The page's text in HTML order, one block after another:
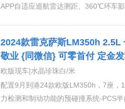
通风座椅(第二排座椅)·插座220伏/
APP自适应巡航雷达测距、360℃环车
动角度调节、多层隔音玻璃胎压监测、
2024款雷克萨斯LM350h 2.5L
敬业 {同微信} 可零首付 定金
欧版现车|水晶珍珠白/米
配置9月到港24款欧版LM350h，7座，
力检测和制动功能的预碰撞系统-PCS